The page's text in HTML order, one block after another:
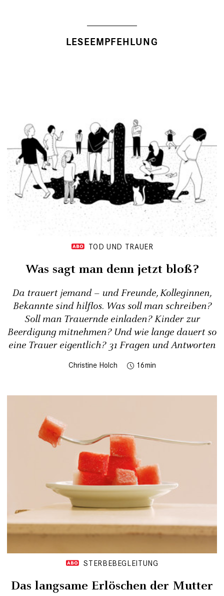
LESEEMPFEHLUNG
TOD UND TRAUER
Was sagt man denn jetzt bloß?
Da trauert jemand – und Freunde, Kolleginnen,
Bekannte sind hilflos. Was soll man schreiben?
Soll man Trauernde einladen? Kinder zur
Beerdigung mitnehmen? Und wie lange dauert so
eine Trauer eigentlich? 31 Fragen und Antworten
Christine Holch 16
STERBEBEGLEITUNG
Das langsame Erlöschen der Mutter